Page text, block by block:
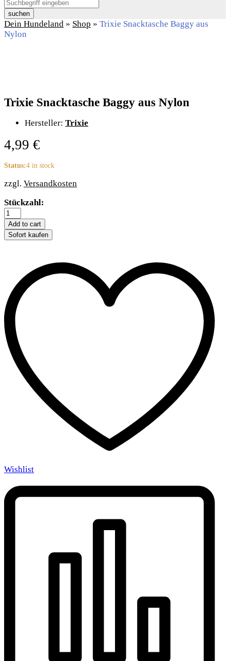
suchen
Dein Hundeland » Shop » Trixie Snacktasche Baggy aus
Nylon
Trixie Snacktasche Baggy aus Nylon
Hersteller: Trixie
4,99 €
Status:4 in stock
zzgl. Versandkosten
Trixie
Snacktasche
Baggy
aus
Nylon
Stückzahl:
Add to cart
Sofort kaufen
Wishlist